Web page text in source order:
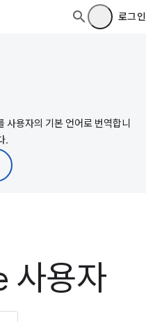
로그인
용자의 기본 언어로 번역합니
.
사용자